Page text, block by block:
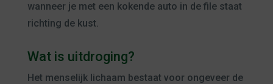
wanneer je met een kokende auto in de file staat
richting de kust.
Wat is uitdroging?
Het menselijk lichaam bestaat voor ongeveer de